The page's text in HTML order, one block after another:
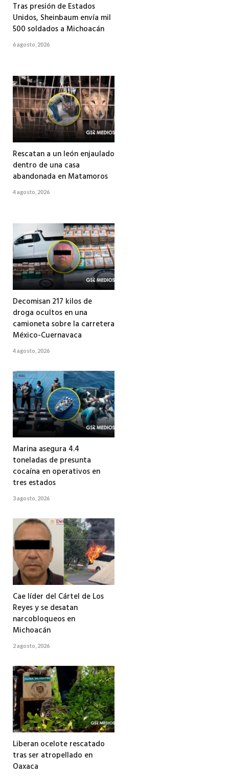
Tras presión de Estados
Unidos, Sheinbaum envía mil
500 soldados a Michoacán
6 agosto, 2026
Rescatan a un león enjaulado
dentro de una casa
abandonada en Matamoros
4 agosto, 2026
Decomisan 217 kilos de
droga ocultos en una
camioneta sobre la carretera
México-Cuernavaca
4 agosto, 2026
Marina asegura 4.4
toneladas de presunta
cocaína en operativos en
tres estados
3 agosto, 2026
Cae líder del Cártel de Los
Reyes y se desatan
narcobloqueos en
Michoacán
2 agosto, 2026
Liberan ocelote rescatado
tras ser atropellado en
Oaxaca